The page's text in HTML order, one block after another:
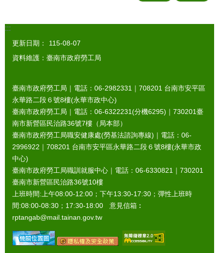
:::
更新日期：
115-08-07
資料維護：臺南市政府勞工局
臺南市政府勞工局｜電話：06-2982331｜ 708201 台南市安平區
永華路二段６號8樓(永華市政中心)
臺南市政府勞工局｜電話：06-6322231(分機6295)｜ 730201臺
南市新營區民治路36號7樓（局本部）
臺南市政府勞工局職安健康處(勞基法諮詢專線)｜電話：06-
2996922｜ 708201 台南市安平區永華路二段６號8樓(永華市政
中心)
臺南市政府勞工局職訓就服中心｜電話：06-6330821｜ 730201
臺南市新營區民治路36號10樓
上班時間:上午08:00-12:00；下午13:30-17:30；彈性上班時
間:08:00-08:30；17:30-18:00 意見信箱︰
rptangab@mail.tainan.gov.tw